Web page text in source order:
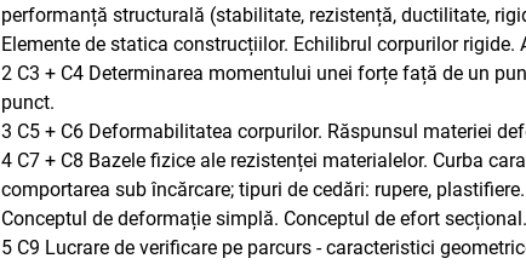
performanță structurală (stabilitate, rezistență, ductilitate,
Elemente de statica construcțiilor. Echilibrul corpurilor
2 C3 + C4 Determinarea momentului unei forțe față de un
punct.
3 C5 + C6 Deformabilitatea corpurilor. Răspunsul materiei
4 C7 + C8 Bazele fizice ale rezistenței materialelor. Curba
comportarea sub încărcare; tipuri de cedări: rupere, plastifiere.
Conceptul de deformație simplă. Conceptul de efort
5 C9 Lucrare de verificare pe parcurs - caracteristici